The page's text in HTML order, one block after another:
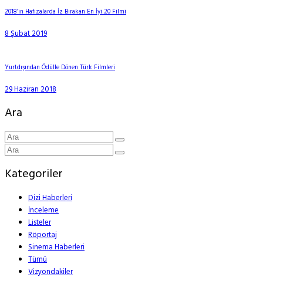
2018’in Hafızalarda İz Bırakan En İyi 20 Filmi
8 Şubat 2019
Yurtdışından Ödülle Dönen Türk Filmleri
29 Haziran 2018
Ara
Kategoriler
Dizi Haberleri
İnceleme
Listeler
Röportaj
Sinema Haberleri
Tümü
Vizyondakiler